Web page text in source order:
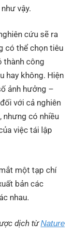
vậy.
cứu sẽ ra
có thể chọn tiêu
thành công
hay không. Hiện
ảnh hưởng –
với cả nghiên
nhưng có nhiều
việc tái lập
một tạp chí
bản các
nhau.
dịch từNature